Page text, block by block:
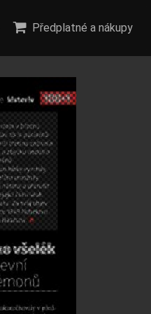
Předplatné a nákupy